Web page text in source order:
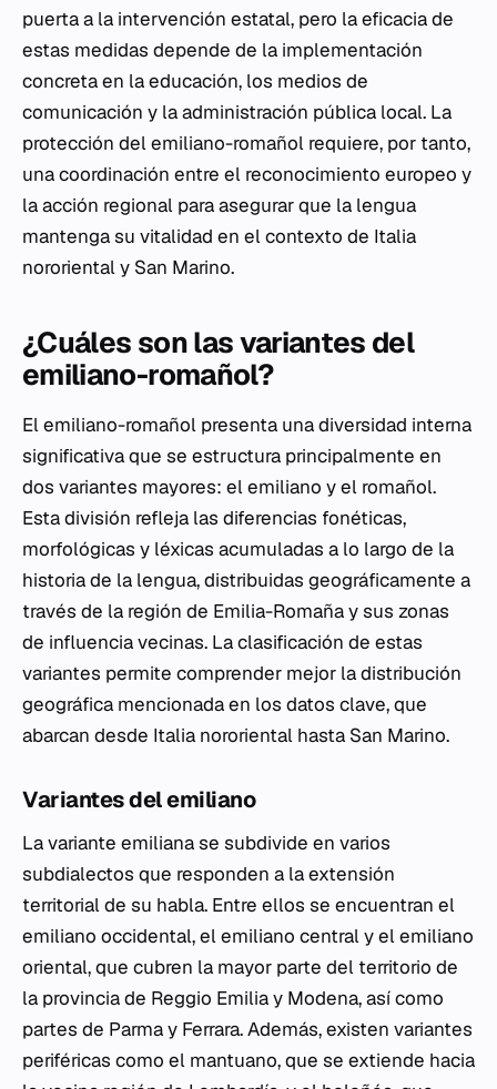
puerta a la intervención estatal, pero la eficacia de
estas medidas depende de la implementación
concreta en la educación, los medios de
comunicación y la administración pública local. La
protección del emiliano-romañol requiere, por tanto,
una coordinación entre el reconocimiento europeo y
la acción regional para asegurar que la lengua
mantenga su vitalidad en el contexto de Italia
nororiental y San Marino.
¿Cuáles son las variantes del
emiliano-romañol?
El emiliano-romañol presenta una diversidad interna
significativa que se estructura principalmente en
dos variantes mayores: el emiliano y el romañol.
Esta división refleja las diferencias fonéticas,
morfológicas y léxicas acumuladas a lo largo de la
historia de la lengua, distribuidas geográficamente a
través de la región de Emilia-Romaña y sus zonas
de influencia vecinas. La clasificación de estas
variantes permite comprender mejor la distribución
geográfica mencionada en los datos clave, que
abarcan desde Italia nororiental hasta San Marino.
Variantes del emiliano
La variante emiliana se subdivide en varios
subdialectos que responden a la extensión
territorial de su habla. Entre ellos se encuentran el
emiliano occidental, el emiliano central y el emiliano
oriental, que cubren la mayor parte del territorio de
la provincia de Reggio Emilia y Modena, así como
partes de Parma y Ferrara. Además, existen variantes
periféricas como el mantuano, que se extiende hacia